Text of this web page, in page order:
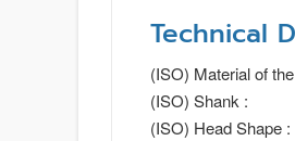
Technical
(ISO) Material of
(ISO) Shank :
(ISO) Head Shape :